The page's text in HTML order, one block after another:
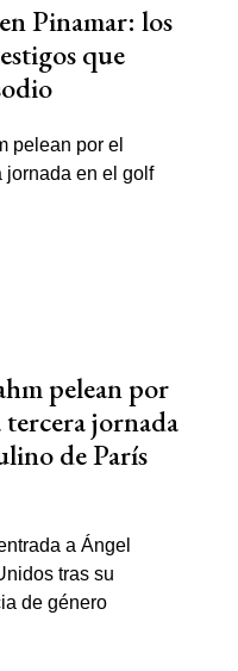
Pinamar: los
que
pelean por
jornada
de París